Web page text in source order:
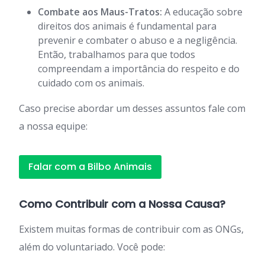
Combate aos Maus-Tratos: A educação sobre
direitos dos animais é fundamental para
prevenir e combater o abuso e a negligência.
Então, trabalhamos para que todos
compreendam a importância do respeito e do
cuidado com os animais.
Caso precise abordar um desses assuntos fale com
a nossa equipe:
Falar com a Bilbo Animais
Como Contribuir com a Nossa Causa?
Existem muitas formas de contribuir com as ONGs,
além do voluntariado. Você pode: